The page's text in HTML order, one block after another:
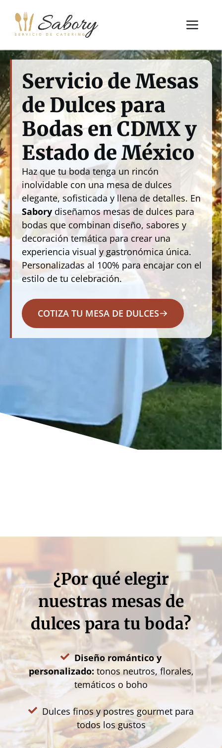
contenido
Servicio de Mesas
de Dulces para
Bodas en CDMX y
Estado de México
Haz que tu boda tenga un rincón
inolvidable con una mesa de dulces
elegante, sofisticada y llena de detalles. En
Sabory diseñamos mesas de dulces para
bodas que combinan diseño, sabores y
decoración temática para crear una
experiencia visual y gastronómica única.
Personalizadas al 100% para encajar con el
estilo de tu celebración.
COTIZA TU MESA DE DULCES
¿Por qué elegir
nuestras mesas de
dulces para tu boda?
Diseño romántico y
personalizado:tonos neutros, florales,
temáticos o boho
Dulces finos y postres gourmet para
todos los gustos